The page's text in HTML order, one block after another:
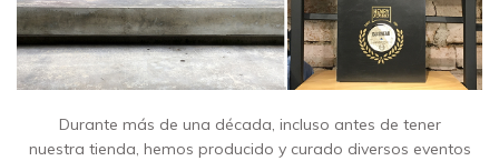
Durante más de una década, incluso antes de tener
nuestra tienda, hemos producido y curado diversos eventos